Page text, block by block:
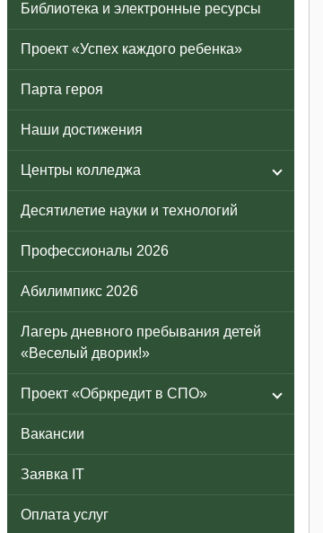
Библиотека и электронные ресурсы
Проект «Успех каждого ребенка»
Парта героя
Наши достижения
Центры колледжа
Десятилетие науки и технологий
Профессионалы 2026
Абилимпикс 2026
Лагерь дневного пребывания детей
«Веселый дворик!»
Проект «Обркредит в СПО»
Вакансии
Заявка IT
Оплата услуг